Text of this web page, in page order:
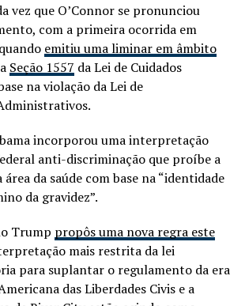
vez que O’Connor se pronunciou
com a primeira ocorrida em
emitiu uma liminar em âmbito
Seção 1557 da Lei de Cuidados
na violação da Lei de
incorporou uma interpretação
anti-discriminação que proíbe a
da saúde com base na “identidade
da gravidez”.
Trump propôs uma nova regra este
mais restrita da lei
para suplantar o regulamento da era
das Liberdades Civis e a